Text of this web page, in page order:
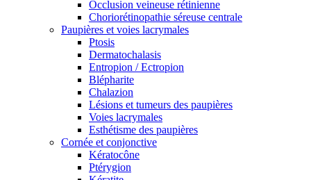
Occlusion veineuse rétinienne
Choriorétinopathie séreuse centrale
Paupières et voies lacrymales
Ptosis
Dermatochalasis
Entropion / Ectropion
Blépharite
Chalazion
Lésions et tumeurs des paupières
Voies lacrymales
Esthétisme des paupières
Cornée et conjonctive
Kératocône
Ptérygion